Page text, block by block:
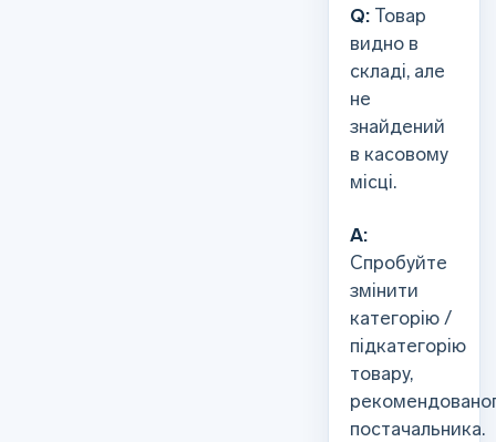
Q: Товар
видно в
складі, але
не
знайдений
в касовому
місці.
А:
Спробуйте
змінити
категорію /
підкатегорію
товару,
постачальника.